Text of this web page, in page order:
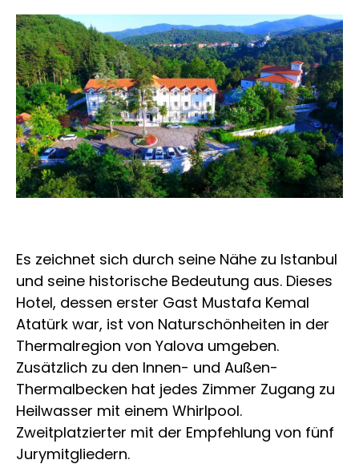
Es zeichnet sich durch seine Nähe zu Istanbul
und seine historische Bedeutung aus. Dieses
Hotel, dessen erster Gast Mustafa Kemal
Atatürk war, ist von Naturschönheiten in der
Thermalregion von Yalova umgeben.
Zusätzlich zu den Innen- und Außen-
Thermalbecken hat jedes Zimmer Zugang zu
Heilwasser mit einem Whirlpool.
Zweitplatzierter mit der Empfehlung von fünf
Jurymitgliedern.